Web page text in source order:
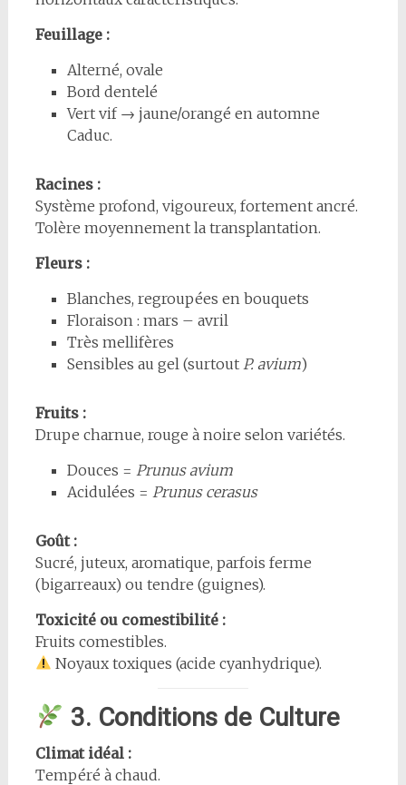
Feuillage :
Alterné, ovale
Bord dentelé
Vert vif → jaune/orangé en automne
Caduc.
Racines :
Système profond, vigoureux, fortement ancré.
Tolère moyennement la transplantation.
Fleurs :
Blanches, regroupées en bouquets
Floraison : mars – avril
Très mellifères
Sensibles au gel (surtout P. avium)
Fruits :
Drupe charnue, rouge à noire selon variétés.
Douces = Prunus avium
Acidulées = Prunus cerasus
Goût :
Sucré, juteux, aromatique, parfois ferme
(bigarreaux) ou tendre (guignes).
Toxicité ou comestibilité :
Fruits comestibles.
Noyaux toxiques (acide cyanhydrique).
3. Conditions de Culture
Climat idéal :
Tempéré à chaud.